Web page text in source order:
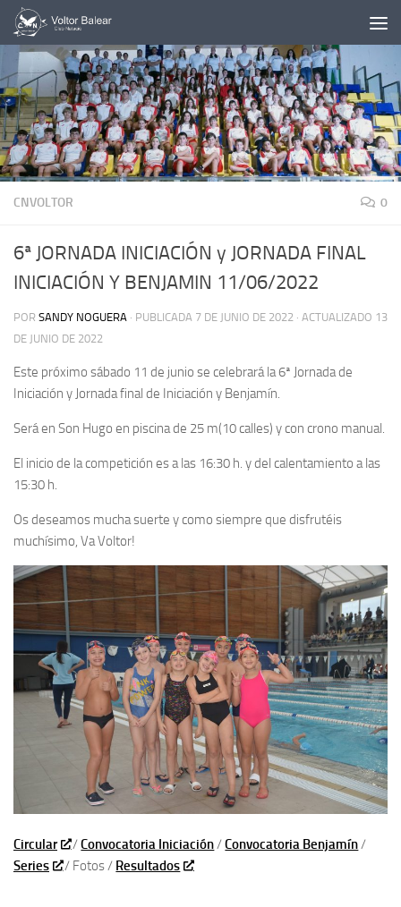
Saltar al contenido
CNVOLTOR 0
6ª JORNADA INICIACIÓN y JORNADA FINAL
INICIACIÓN Y BENJAMIN 11/06/2022
POR SANDY NOGUERA · PUBLICADA 7 DE JUNIO DE 2022 · ACTUALIZADO 13
DE JUNIO DE 2022
Este próximo sábado 11 de junio se celebrará la 6ª Jornada de
Iniciación y Jornada final de Iniciación y Benjamín.
Será en Son Hugo en piscina de 25 m(10 calles) y con crono manual.
El inicio de la competición es a las 16:30 h. y del calentamiento a las
15:30 h.
Os deseamos mucha suerte y como siempre que disfrutéis
muchísimo, Va Voltor!
Circular /Convocatoria Iniciación/Convocatoria Benjamín/
Series
/ Fotos / Resultados